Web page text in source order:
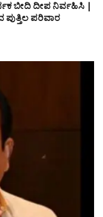
ಬೀದಿ ದೀಪ ನಿರ್ವಹಿಸಿ |
ಪುತ್ತಿಲ ಪರಿವಾರ